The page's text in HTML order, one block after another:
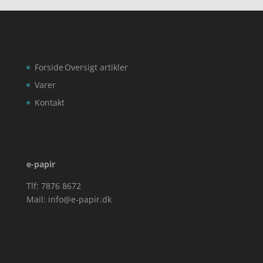
Forside
Varer
Kontakt
Oversigt artikler
e-papir
Tlf: 7876 8672
Mail: info@e-papir.dk